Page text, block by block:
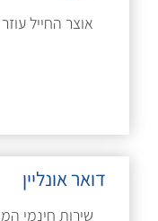
אוצר החייל
דואר אונליין
שירות חינמי